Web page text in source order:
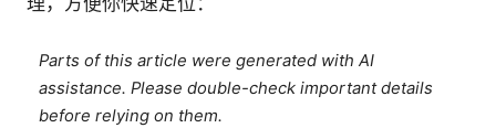
Parts of this article were generated with AI
assistance. Please double-check important details
before relying on them.